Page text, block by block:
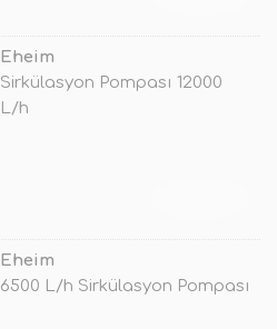
Eheim
Sirkülasyon Pompası 12000
L/h
Eheim
6500 L/h Sirkülasyon Pompası